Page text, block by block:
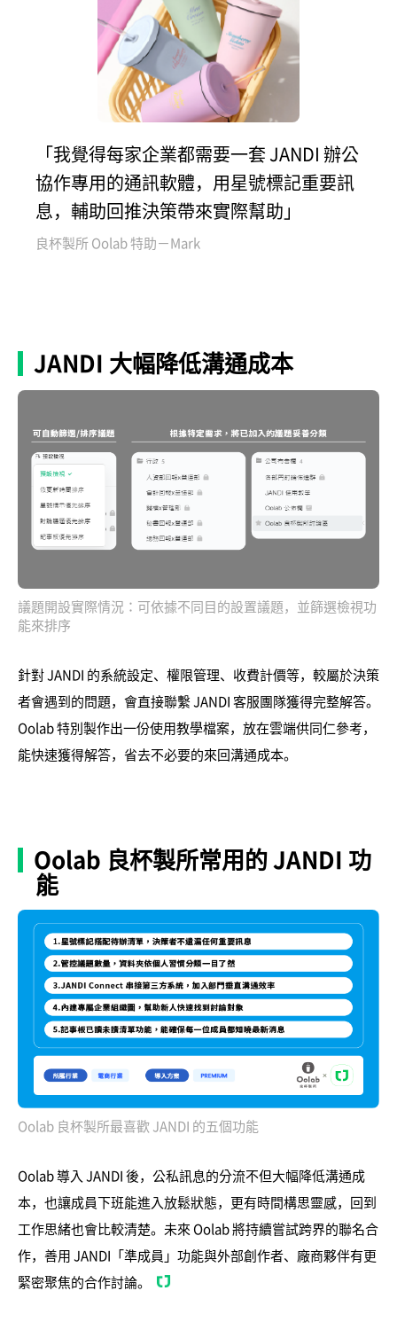
「我覺得每家企業都需要一套 JANDI 辦公
協作專用的通訊軟體，用星號標記重要訊
息，輔助回推決策帶來實際幫助」
良杯製所 Oolab 特助－Mark
JANDI 大幅降低溝通成本
議題開設實際情況：可依據不同目的設置議題，並篩選檢視功
能來排序
針對 JANDI 的系統設定、權限管理、收費計價等，較屬於決策
者會遇到的問題，會直接聯繫 JANDI 客服團隊獲得完整解答。
Oolab 特別製作出一份使用教學檔案，放在雲端供同仁參考，
能快速獲得解答，省去不必要的來回溝通成本。
Oolab 良杯製所常用的 JANDI 功
能
Oolab 良杯製所最喜歡 JANDI 的五個功能
Oolab 導入 JANDI 後，公私訊息的分流不但大幅降低溝通成
本，也讓成員下班能進入放鬆狀態，更有時間構思靈感，回到
工作思緒也會比較清楚。未來 Oolab 將持續嘗試跨界的聯名合
作，善用 JANDI「準成員」功能與外部創作者、廠商夥伴有更
緊密聚焦的合作討論。